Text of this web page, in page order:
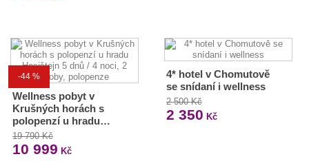
-44 %
Wellness pobyt v
Krušných horách s
polopenzí u hradu…
19 790 Kč
10 999 Kč
4* hotel v Chomutově
se snídaní i wellness
2 500 Kč
2 350 Kč